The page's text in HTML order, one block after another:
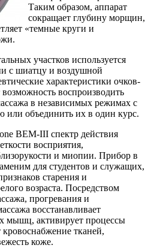
Таким образом, аппарат
сокращает глубину морщин,
«темные круги и
участков используется
с шиатцу и воздушной
характеристики очков-
воспроизводить
в независимых режимах с
или объединить их в один курс.
BEM-III спектр действия
восприятия,
и миопии. Прибор в
для студентов и служащих,
старения и
возраста. Посредством
прогревания и
восстанавливает
мышц, активирует процессы
тканей,
коже.